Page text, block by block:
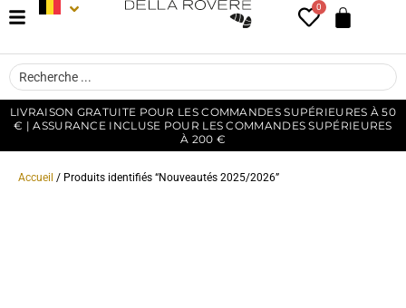
0
LIVRAISON GRATUITE POUR LES COMMANDES SUPÉRIEURES À 50
€ | ASSURANCE INCLUSE POUR LES COMMANDES SUPÉRIEURES
À 200 €
Accueil / Produits identifiés “Nouveautés 2025/2026”